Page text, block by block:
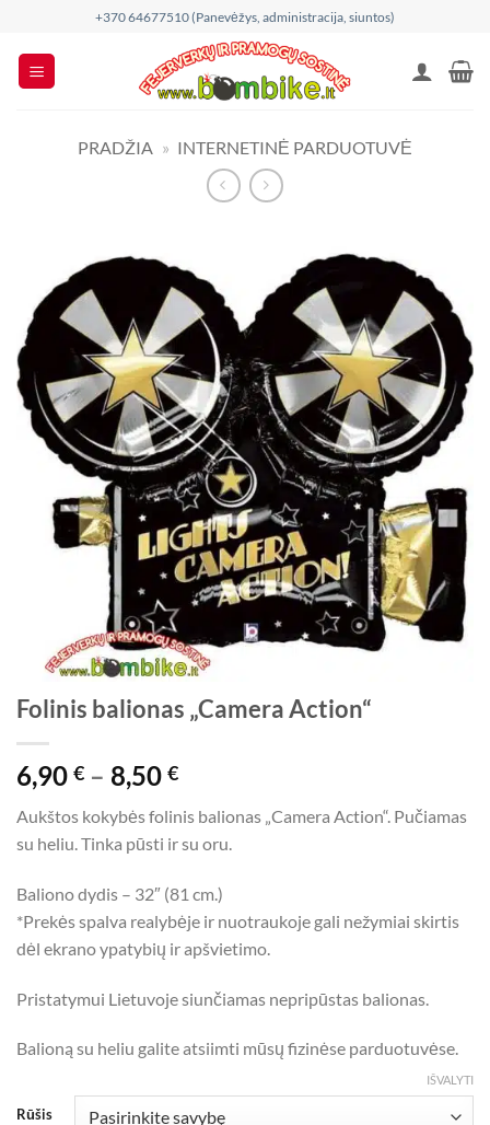
content
+370 64677510 (Panevėžys, administracija, siuntos)
PRADŽIA » INTERNETINĖ PARDUOTUVĖ
Folinis balionas „Camera Action“
6,90 € – 8,50 €Price
6,90 €
through
8,50 €
Aukštos kokybės folinis balionas „Camera Action“. Pučiamas
su heliu. Tinka pūsti ir su oru.
Baliono dydis – 32″ (81 cm.)
*Prekės spalva realybėje ir nuotraukoje gali nežymiai skirtis
dėl ekrano ypatybių ir apšvietimo.
Pristatymui Lietuvoje siunčiamas nepripūstas balionas.
Balioną su heliu galite atsiimti mūsų fizinėse parduotuvėse.
Rūšis
IŠVALYTI